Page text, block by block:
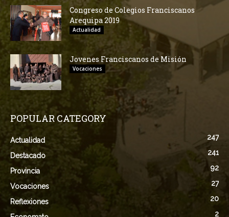
Congreso de Colegios Franciscanos
Arequipa 2019
Actualidad
Jovenes Franciscanos de Misión
Vocaciones
POPULAR CATEGORY
Actualidad 247
Destacado 241
Provincia 92
Vocaciones 27
Reflexiones 20
2